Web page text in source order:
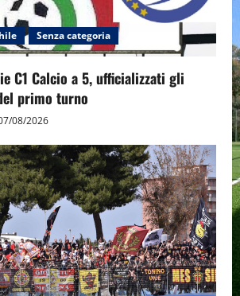
Senza categoria
C1 Calcio a 5, ufficializzati gli
primo turno
08/2026